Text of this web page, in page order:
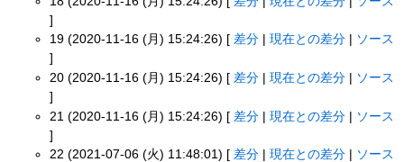
]
19 (2020-11-16 (月) 15:24:26) [ 差分 |現在との差分
ソース
]
20 (2020-11-16 (月) 15:24:26) [ 差分 |現在との差分
ソース
]
21 (2020-11-16 (月) 15:24:26) [ 差分 |現在との差分 | ソース
]
22 (2021-07-06 (火) 11:48:01) [ 差分 |現在との差分 ソース